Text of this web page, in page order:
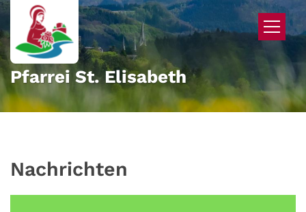
Zum Inhalt springen
Pfarrei St. Elisabeth
Nachrichten